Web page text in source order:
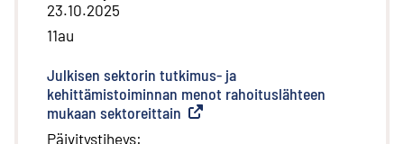
23.10.2025
11au
Julkisen sektorin tutkimus- ja
kehittämistoiminnan menot rahoituslähteen
mukaan sektoreittain Ulkoinen linkki
Päivitystiheys: